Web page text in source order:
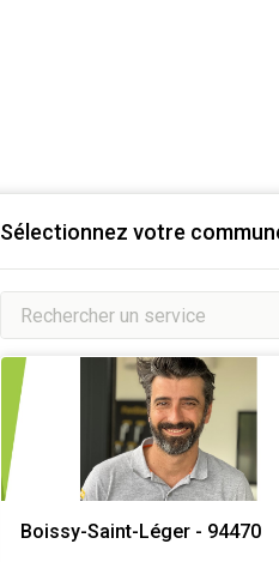
Sélectionnez votre
Boissy-Saint-Léger - 94470